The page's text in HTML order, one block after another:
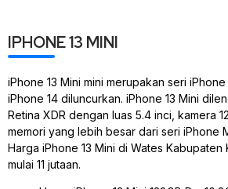
IPHONE 13 MINI
iPhone 13 Mini mini merupakan seri
iPhone 14 diluncurkan. iPhone 13 Mini
Retina XDR dengan luas 5.4 inci, kamera
memori yang lebih besar dari seri iPhone
Harga iPhone 13 Mini di Wates Kabupaten
mulai 11 jutaan.